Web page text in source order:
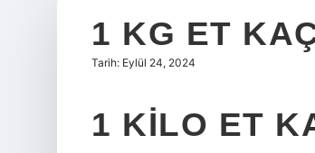
1 KG ET
Tarih: Eylül 24, 2024
1 KILO ET